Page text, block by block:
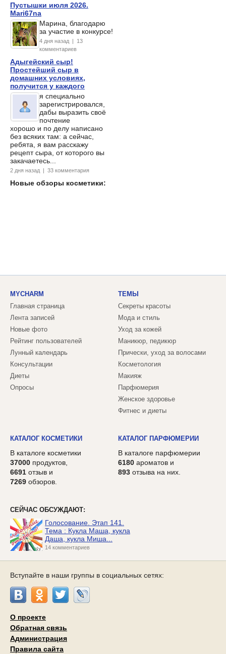
Пустышки июля 2026.
Mari67na
Марина, благодарю
за участие в конкурсе!
4 дня назад | 13
комментариев
Адыгейский сыр!
Простейший сыр в
домашних условиях,
получится у каждого
я специально
зарегистрировался,
дабы выразить своё
почтение
хорошо и по делу написано
без всяких там: а сейчас,
ребята, я вам расскажу
рецепт сыра, от которого вы
закачаетесь...
2 дня назад | 33 комментария
Новые обзоры косметики:
MYCHARM
Главная страница
Лента записей
Новые фото
Рейтинг пользователей
Лунный календарь
Консультации
Диеты
Опросы
ТЕМЫ
Секреты красоты
Мода и стиль
Уход за кожей
Маникюр, педикюр
Прически, уход за волосами
Косметология
Макияж
Парфюмерия
Женское здоровье
Фитнес и диеты
КАТАЛОГ КОСМЕТИКИ
В каталоге косметики
37000 продуктов,
6691 отзыв и
7269 обзоров.
КАТАЛОГ ПАРФЮМЕРИИ
В каталоге парфюмерии
6180 ароматов и
893 отзыва на них.
СЕЙЧАС ОБСУЖДАЮТ:
Голосование. Этап 141.
Тема : Кукла Маша, кукла
Даша, кукла Миша...
14 комментариев
Вступайте в наши группы в социальных сетях:
О проекте
Обратная связь
Администрация
Правила сайта